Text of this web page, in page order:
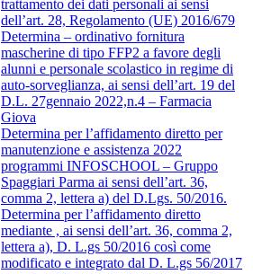
trattamento dei dati personali ai sensi
dell’art. 28, Regolamento (UE) 2016/679
Determina – ordinativo fornitura
mascherine di tipo FFP2 a favore degli
alunni e personale scolastico in regime di
auto-sorveglianza, ai sensi dell’art. 19 del
D.L. 27gennaio 2022,n.4 – Farmacia
Giova
Determina per l’affidamento diretto per
manutenzione e assistenza 2022
programmi INFOSCHOOL – Gruppo
Spaggiari Parma ai sensi dell’art. 36,
comma 2, lettera a) del D.Lgs. 50/2016.
Determina per l’affidamento diretto
mediante , ai sensi dell’art. 36, comma 2,
lettera a), D. L.gs 50/2016 così come
modificato e integrato dal D. L.gs 56/2017